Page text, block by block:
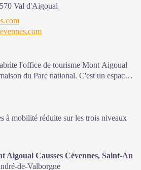
Val d'Aigoual
l'office de tourisme Mont Aigoual
du Parc national. C'est un espace
de sensibilisation sur le Parc national
à adopter en cœur de Parc.
animations au départ du site
à mobilité réduite sur les trois niveaux
Aigoual Causses Cévennes, Saint-
de-Valborgne